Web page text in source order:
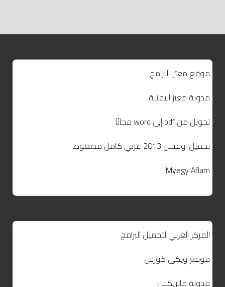
موقع معتز للبرامج
مدونة معتز التقنية
تحويل من pdf إلى word مجانًا
تحميل اوفيس 2013 عربي كامل مضغوط
Myegy Aflam
المركز العربي لتحميل البرامج
موقع ويكي كورس
مدونة ماتريكس